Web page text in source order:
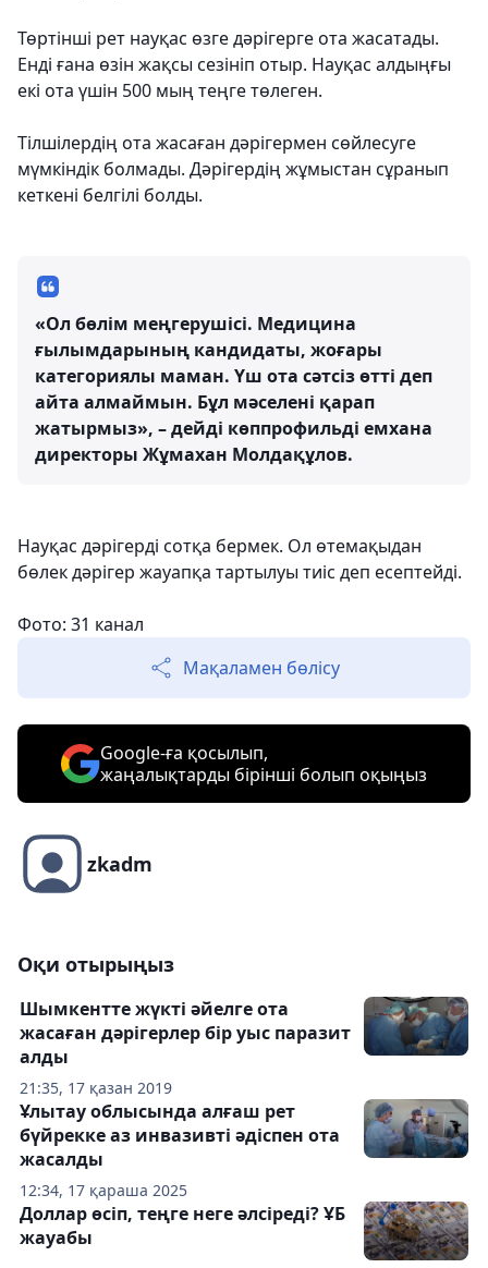
Төртінші рет науқас өзге дәрігерге ота жасатады.
Енді ғана өзін жақсы сезініп отыр. Науқас алдыңғы
екі ота үшін 500 мың теңге төлеген.
Тілшілердің ота жасаған дәрігермен сөйлесуге
мүмкіндік болмады. Дәрігердің жұмыстан сұранып
кеткені белгілі болды.
«Ол бөлім меңгерушісі. Медицина
ғылымдарының кандидаты, жоғары
категориялы маман. Үш ота сәтсіз өтті деп
айта алмаймын. Бұл мәселені қарап
жатырмыз», – дейді көппрофильді емхана
директоры Жұмахан Молдақұлов.
Науқас дәрігерді сотқа бермек. Ол өтемақыдан
бөлек дәрігер жауапқа тартылуы тиіс деп есептейді.
Фото: 31 канал
Мақаламен бөлісу
Google-ға қосылып,
жаңалықтарды бірінші болып оқыңыз
zkadm
Оқи отырыңыз
21:35, 17 қазан 2019
Шымкентте жүкті әйелге ота
жасаған дәрігерлер бір уыс паразит
алды
12:34, 17 қараша 2025
Ұлытау облысында алғаш рет
бүйрекке аз инвазивті әдіспен ота
жасалды
Доллар өсіп, теңге неге әлсіреді? ҰБ
жауабы